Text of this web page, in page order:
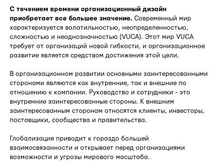
С течением времени организационный дизайн
приобретает все большее значение. Современный мир
характеризуется волатильностью, неопределенностью,
сложностью и неоднозначностью (VUCA). Этот мир VUCA
требует от организаций новой гибкости, и организационное
развитие является средством достижения этой цели.
В организационном развитии основными заинтересованными
сторонами являются как внутренние, так и внешние по
отношению к компании. Руководство и сотрудники - это
внутренние заинтересованные стороны. К внешним
заинтересованным сторонам относятся клиенты, инвесторы,
поставщики, сообщества и правительства.
Глобализация приводит к гораздо большей
взаимосвязанности и открывает перед организациями
возможности и угрозы мирового масштаба.